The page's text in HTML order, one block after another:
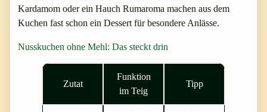
Kardamom oder ein Hauch Rumaroma machen aus dem
Kuchen fast schon ein Dessert für besondere Anlässe.
Nusskuchen ohne Mehl: Das steckt drin
Zutat
Funktion
im Teig
Tipp